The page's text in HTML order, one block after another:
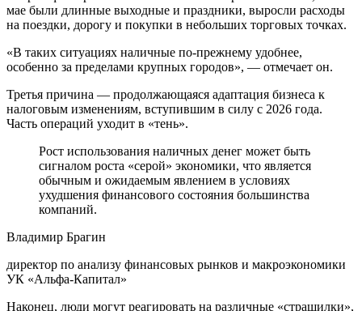
мае были длинные выходные и праздники, выросли расходы
на поездки, дорогу и покупки в небольших торговых точках.
«В таких ситуациях наличные по-прежнему удобнее,
особенно за пределами крупных городов», — отмечает он.
Третья причина — продолжающаяся адаптация бизнеса к
налоговым изменениям, вступившим в силу с 2026 года.
Часть операций уходит в «тень».
Рост использования наличных денег может быть
сигналом роста «серой» экономики, что является
обычным и ожидаемым явлением в условиях
ухудшения финансового состояния большинства
компаний.
Владимир Брагин
директор по анализу финансовых рынков и макроэкономики
УК «Альфа-Капитал»
Наконец, люди могут реагировать на различные «страшилки»,